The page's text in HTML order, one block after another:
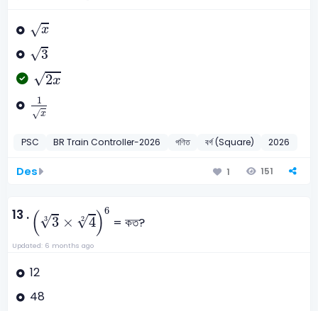
√x
√3
√2x
x
1
√x
x
PSC BR Train Controller-2026 গণিত বর্গ (Square) 2026
Des 1 151
13 . ( 3
√3 × 2
√4)6
3
= কত?
Updated: 6 months ago
12
48